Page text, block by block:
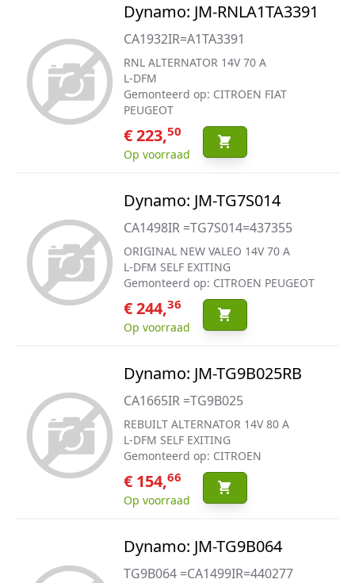
Dynamo: JM-RNLA1TA3391
CA1932IR=A1TA3391
RNL ALTERNATOR 14V 70 A
L-DFM
Gemonteerd op: CITROEN FIAT
PEUGEOT
€ 223,50
Op voorraad
Dynamo: JM-TG7S014
CA1498IR =TG7S014=437355
ORIGINAL NEW VALEO 14V 70 A
L-DFM SELF EXITING
Gemonteerd op: CITROEN PEUGEOT
€ 244,36
Op voorraad
Dynamo: JM-TG9B025RB
CA1665IR =TG9B025
REBUILT ALTERNATOR 14V 80 A
L-DFM SELF EXITING
Gemonteerd op: CITROEN
€ 154,66
Op voorraad
Dynamo: JM-TG9B064
TG9B064 =CA1499IR=440277